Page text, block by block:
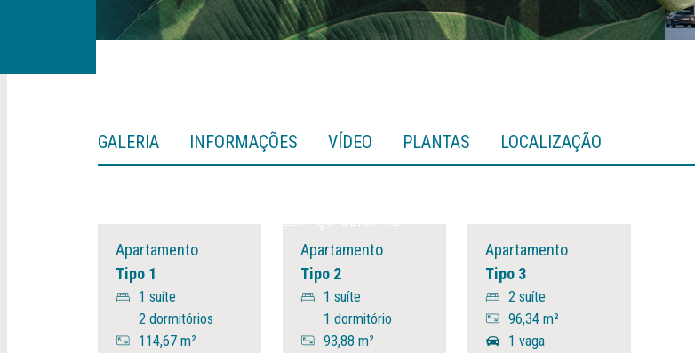
GALERIA INFORMAÇÕES VÍDEO PLANTAS LOCALIZAÇÃO
Apartamento
Tipo 1
1 suíte
2 dormitórios
114,67 m²
Apartamento
Tipo 2
1 suíte
1 dormitório
93,88 m²
Apartamento
Tipo 3
2 suíte
96,34 m²
1 vaga